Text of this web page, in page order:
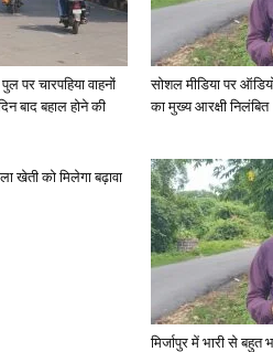
पर चारपहिया वाहनों
बाद बहाल होने की
सोशल मीडिया पर
का मुख्य आरक्षी निलंबित
खेती को मिलेगा बढ़ावा
मिर्जापुर में भारी से बहुत